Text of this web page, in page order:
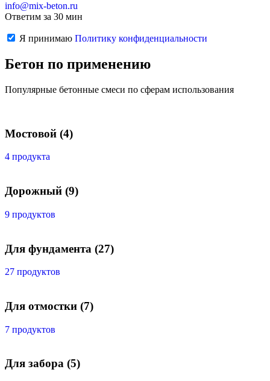
info@mix-beton.ru
Ответим за 30 мин
Я принимаю Политику конфиденциальности
Бетон по применению
Популярные бетонные смеси по сферам использования
Мостовой (4)
4 продукта
Дорожный (9)
9 продуктов
Для фундамента (27)
27 продуктов
Для отмостки (7)
7 продуктов
Для забора (5)